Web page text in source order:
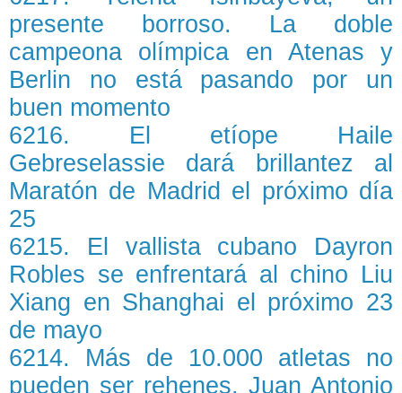
presente borroso. La doble
campeona olímpica en Atenas y
Berlin no está pasando por un
buen momento
6216. El etíope Haile
Gebreselassie dará brillantez al
Maratón de Madrid el próximo día
25
6215. El vallista cubano Dayron
Robles se enfrentará al chino Liu
Xiang en Shanghai el próximo 23
de mayo
6214. Más de 10.000 atletas no
pueden ser rehenes. Juan Antonio